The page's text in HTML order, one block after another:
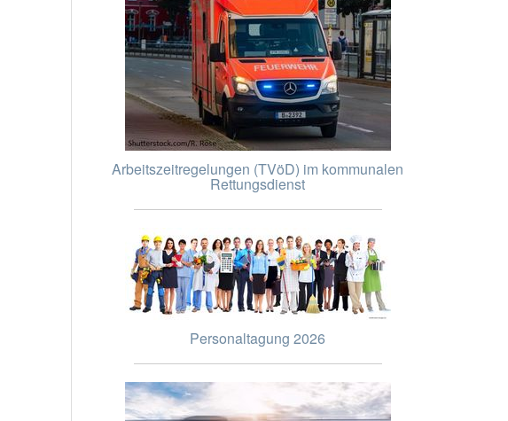
Arbeitszeitregelungen (TVöD) im kommunalen
Rettungsdienst
Personaltagung 2026